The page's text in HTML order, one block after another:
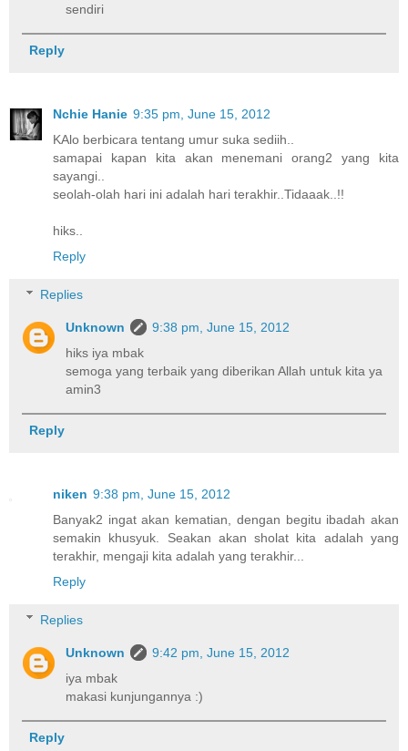
sendiri
Reply
Nchie Hanie 9:35 pm, June 15, 2012
KAlo berbicara tentang umur suka sediih..
samapai kapan kita akan menemani orang2 yang kita
sayangi..
seolah-olah hari ini adalah hari terakhir..Tidaaak..!!
hiks..
Reply
Replies
Unknown
9:38 pm, June 15, 2012
hiks iya mbak
semoga yang terbaik yang diberikan Allah untuk kita ya
amin3
Reply
niken 9:38 pm, June 15, 2012
Banyak2 ingat akan kematian, dengan begitu ibadah akan
semakin khusyuk. Seakan akan sholat kita adalah yang
terakhir, mengaji kita adalah yang terakhir...
Reply
Replies
Unknown
9:42 pm, June 15, 2012
iya mbak
makasi kunjungannya :)
Reply